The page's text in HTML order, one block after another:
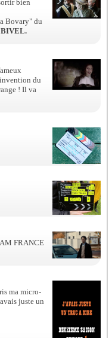
bien
Bovary" du
du
! Il va
FRANCE
ma micro-
juste un